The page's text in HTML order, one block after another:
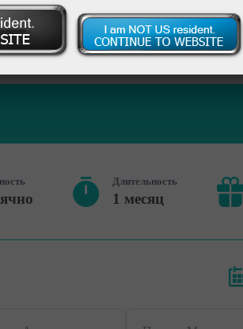
Открыть демосчет
Длительность
1 месяц